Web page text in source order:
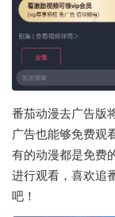
番茄动漫去广告版
广告也能够免费观
有的动漫都是免费
进行观看，喜欢追
吧！